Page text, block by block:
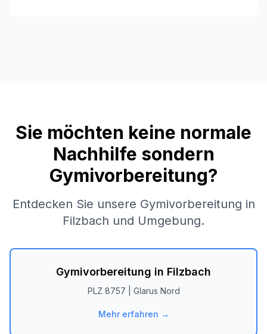
Sie möchten keine normale
Nachhilfe sondern
Gymivorbereitung?
Entdecken Sie unsere Gymivorbereitung in
Filzbach und Umgebung.
Gymivorbereitung in Filzbach
PLZ 8757 Glarus Nord
Mehr erfahren →